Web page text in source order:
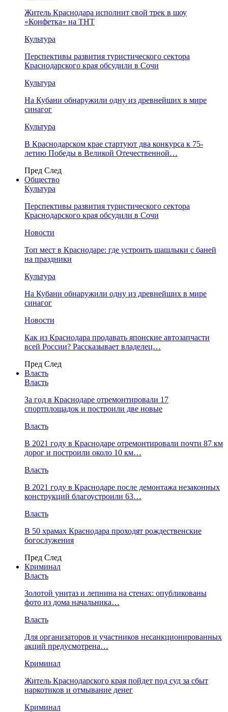
Житель Краснодара исполнит свой трек в шоу
«Конфетка» на ТНТ
Культура
Перспективы развития туристического сектора
Краснодарского края обсудили в Сочи
Культура
На Кубани обнаружили одну из древнейших в мире
синагог
Культура
В Краснодарском крае стартуют два конкурса к 75-
летию Победы в Великой Отечественной…
Пред След
Общество
Культура
Перспективы развития туристического сектора
Краснодарского края обсудили в Сочи
Новости
Топ мест в Краснодаре: где устроить шашлыки с баней
на праздники
Культура
На Кубани обнаружили одну из древнейших в мире
синагог
Новости
Как из Краснодара продавать японские автозапчасти
всей России? Рассказывает владелец…
Пред След
Власть
Власть
За год в Краснодаре отремонтировали 17
спортплощадок и построили две новые
Власть
В 2021 году в Краснодаре отремонтировали почти 87 км
дорог и построили около 10 км…
Власть
В 2021 году в Краснодаре после демонтажа незаконных
конструкций благоустроили 63…
Власть
В 50 храмах Краснодара проходят рождественские
богослужения
Пред След
Криминал
Власть
​Золотой унитаз и лепнина на стенах: опубликованы
фото из дома начальника…
Власть
Для организаторов и участников несанкционированных
акций предусмотрена…
Криминал
Житель Краснодарского края пойдет под суд за сбыт
наркотиков и отмывание денег
Криминал